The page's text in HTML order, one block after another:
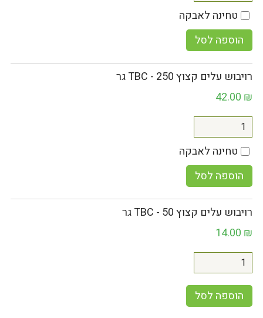
טחינה לאבקה
הוספה לסל
רויבוש עלים קצוץ TBC - 250 גר
42.00 ₪
טחינה לאבקה
הוספה לסל
רויבוש עלים קצוץ TBC - 50 גר
14.00 ₪
הוספה לסל